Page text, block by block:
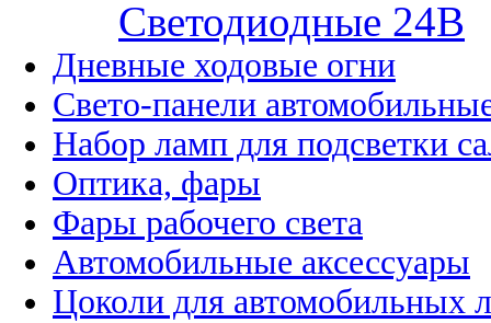
Cветодиодные 24B
Дневные ходовые огни
Свето-панели
Набор ламп для подсветки
Оптика, фары
Фары рабочего света
Автомобильные аксессуары
Цоколи для автомобильных